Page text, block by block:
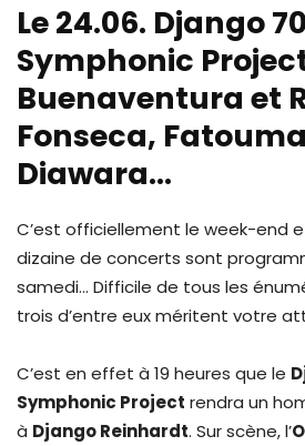
Le 24.06. Django
Symphonic
Buenaventura et
Fonseca,
Diawara…
C’est officiellement le week-end
dizaine de concerts sont
samedi… Difficile de tous les
trois d’entre eux méritent votre
C’est en effet à 19 heures que le
Symphonic Project rendra un
à Django Reinhardt. Sur scène, l’